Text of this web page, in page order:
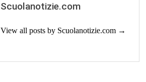
Scuolanotizie.com
View all posts by Scuolanotizie.com →